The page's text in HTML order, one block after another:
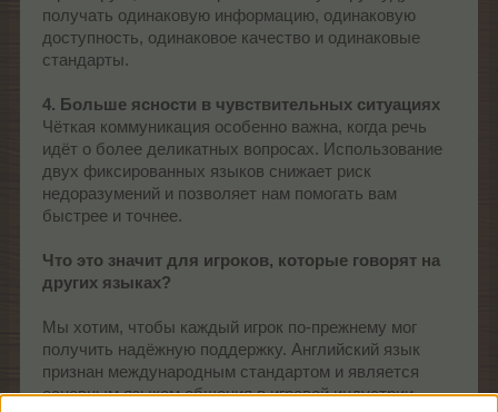
получать одинаковую информацию, одинаковую
доступность, одинаковое качество и одинаковые
стандарты.
4. Больше ясности в чувствительных ситуациях
Чёткая коммуникация особенно важна, когда речь
идёт о более деликатных вопросах. Использование
двух фиксированных языков снижает риск
недоразумений и позволяет нам помогать вам
быстрее и точнее.
Что это значит для игроков, которые говорят на
других языках?
Мы хотим, чтобы каждый игрок по-прежнему мог
получить надёжную поддержку. Английский язык
признан международным стандартом и является
основным языком общения в игровой индустрии.